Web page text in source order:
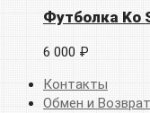
Футболка Ko
6 000 ₽
Контакты
Обмен и Возврат